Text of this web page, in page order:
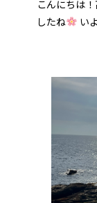
こんにちは
したね
い